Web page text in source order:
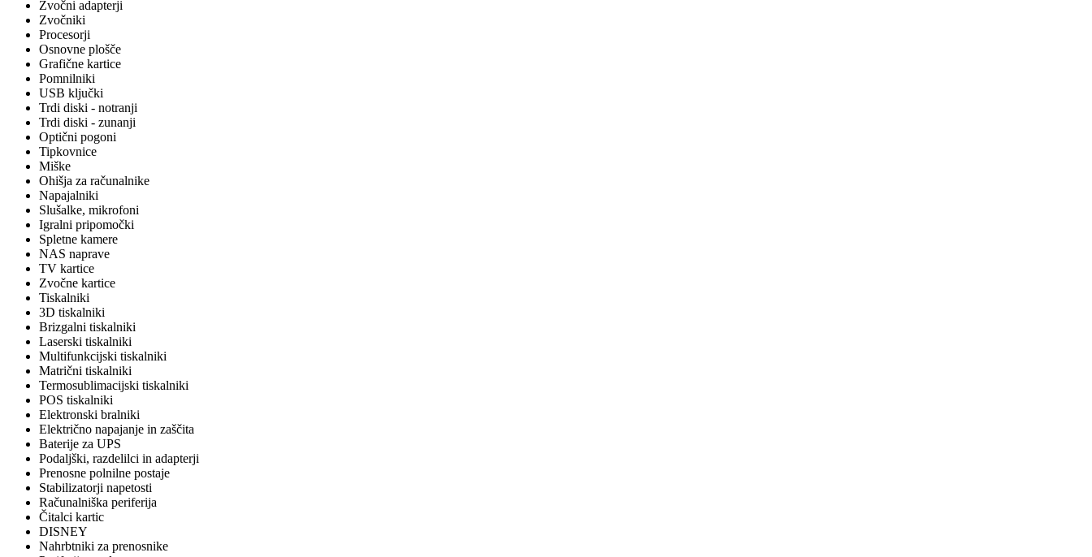
Zvočni adapterji
Zvočniki
Procesorji
Osnovne plošče
Grafične kartice
Pomnilniki
USB ključki
Trdi diski - notranji
Trdi diski - zunanji
Optični pogoni
Tipkovnice
Miške
Ohišja za računalnike
Napajalniki
Slušalke, mikrofoni
Igralni pripomočki
Spletne kamere
NAS naprave
TV kartice
Zvočne kartice
Tiskalniki
3D tiskalniki
Brizgalni tiskalniki
Laserski tiskalniki
Multifunkcijski tiskalniki
Matrični tiskalniki
Termosublimacijski tiskalniki
POS tiskalniki
Elektronski bralniki
Električno napajanje in zaščita
Baterije za UPS
Podaljški, razdelilci in adapterji
Prenosne polnilne postaje
Stabilizatorji napetosti
Računalniška periferija
Čitalci kartic
DISNEY
Nahrbtniki za prenosnike